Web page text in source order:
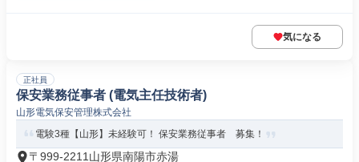
気になる
正社員
保安業務従事者 (電気主任技術者)
山形電気保安管理株式会社
電験3種【山形】未経験可！ 保安業務従事者 募集！
〒999-2211山形県南陽市赤湯